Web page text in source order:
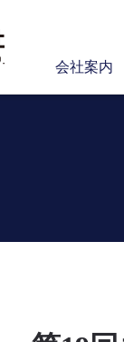
会社案内